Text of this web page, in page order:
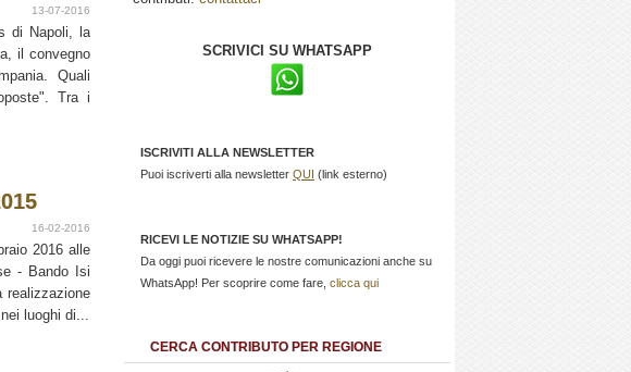
13-07-2016
di Napoli, la
il convegno
Quali
Tra i
16-02-2016
2016 alle
- Bando Isi
realizzazione
luoghi di...
SCRIVICI SU WHATSAPP
ISCRIVITI ALLA NEWSLETTER
Puoi iscriverti alla newsletter QUI (link esterno)
RICEVI LE NOTIZIE SU WHATSAPP!
Da oggi puoi ricevere le nostre comunicazioni anche su
WhatsApp! Per scoprire come fare, clicca qui
CERCA CONTRIBUTO PER REGIONE